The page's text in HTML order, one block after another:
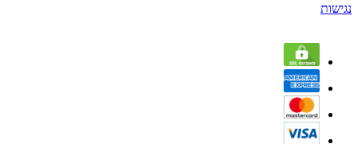
נגישות